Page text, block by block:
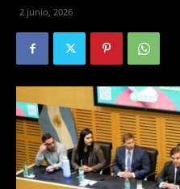
2 junio, 2026